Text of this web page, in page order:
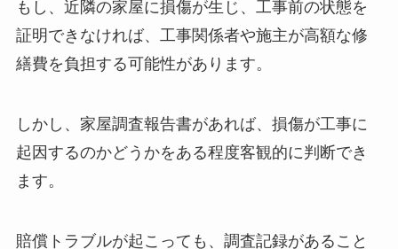
もし、近隣の家屋に損傷が生じ、工事前の状態を
証明できなければ、工事関係者や施主が高額な修
しかし、家屋調査報告書があれば、損傷が工事に
起因するのかどうかをある程度客観的に判断でき